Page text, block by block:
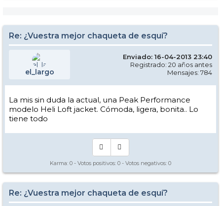
Re: ¿Vuestra mejor chaqueta de esquí?
el_largo
Enviado: 16-04-2013 23:40
Registrado: 20 años antes
Mensajes: 784
La mis sin duda la actual, una Peak Performance
modelo Heli Loft jacket. Cómoda, ligera, bonita.. Lo
tiene todo
Karma: 0 - Votos positivos: 0 - Votos negativos: 0
Re: ¿Vuestra mejor chaqueta de esquí?